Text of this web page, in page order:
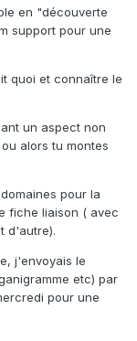
en "découverte
support pour une
quoi et connaître le
un aspect non
alors tu montes
pour la
fiche liaison ( avec
d'autre).
j'envoyais le
etc) par
pour une